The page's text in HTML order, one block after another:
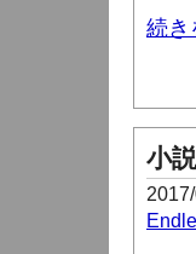
続き
小